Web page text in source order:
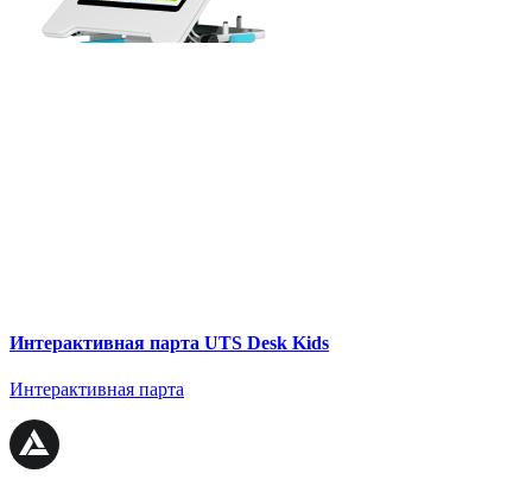
Интерактивная парта UTS Desk Kids
Интерактивная парта